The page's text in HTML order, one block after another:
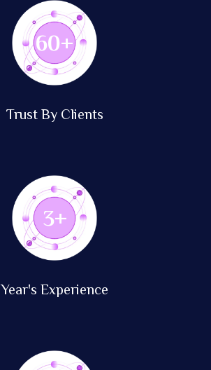
135+
Trust By Clients
8+
Year's Experience